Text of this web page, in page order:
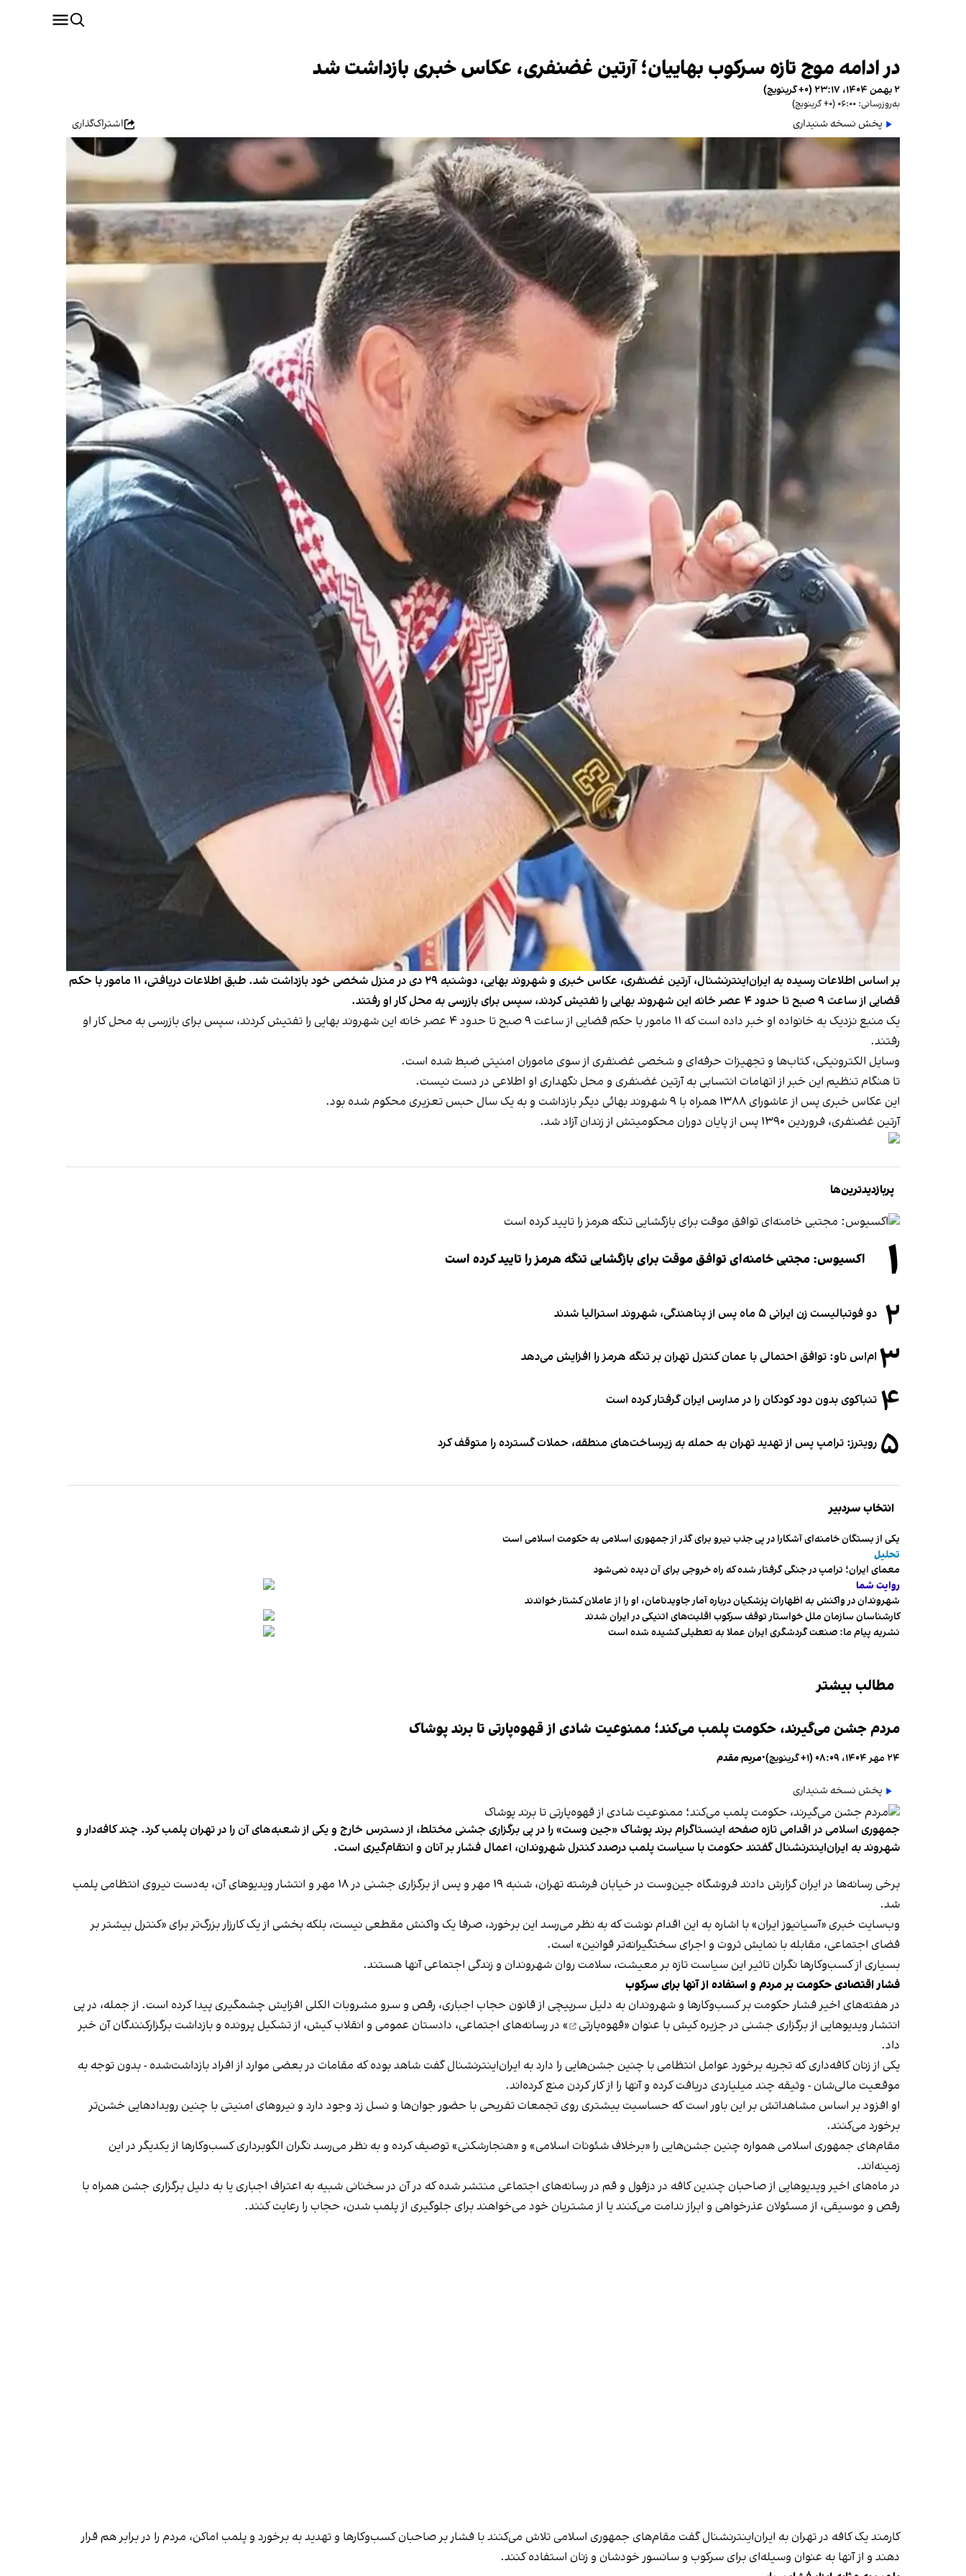
در ادامه موج تازه سرکوب بهاییان؛ آرتین غضنفری، عکاس خبری بازداشت شد
۲ بهمن ۱۴۰۴، ۲۳:۱۷ (‎+۰ گرینویچ)
به‌روزرسانی: ۰۶:۰۰ (‎+۰ گرینویچ)
پخش نسخه شنیداری اشتراک‌گذاری
بر اساس اطلاعات رسیده به ایران‌اینترنشنال، آرتین غضنفری، عکاس خبری و شهروند بهایی، دوشنبه ۲۹ دی در منزل شخصی خود بازداشت شد. طبق اطلاعات دریافتی، ۱۱ مامور با حکم
قضایی از ساعت ۹ صبح تا حدود ۴ عصر خانه این شهروند بهایی را تفتیش کردند، سپس برای بازرسی به محل کار او رفتند.
یک منبع نزدیک به خانواده او خبر داده است که ۱۱ مامور با حکم قضایی از ساعت ۹ صبح تا حدود ۴ عصر خانه این شهروند بهایی را تفتیش کردند، سپس برای بازرسی به محل کار او
رفتند.
وسایل الکترونیکی، کتاب‌ها و تجهیزات حرفه‌ای و شخصی غضنفری از سوی ماموران امنیتی ضبط شده است.
تا هنگام تنظیم این خبر از اتهامات انتسابی به آرتین غضنفری و محل نگهداری او اطلاعی در دست نیست.
این عکاس خبری پس از عاشورای ۱۳۸۸ همراه با ۹ شهروند بهائی دیگر بازداشت و به یک سال حبس تعزیری محکوم شده بود.
آرتین غضنفری، فروردین ۱۳۹۰ پس از پایان دوران محکومیتش از زندان آزاد شد.
پربازدیدترین‌ها
۱ اکسیوس: مجتبی خامنه‌ای توافق موقت برای بازگشایی تنگه هرمز را تایید کرده است
۲ دو فوتبالیست زن ایرانی ۵ ماه پس از پناهندگی، شهروند استرالیا شدند
۳ ام‌اس ناو: توافق احتمالی با عمان کنترل تهران بر تنگه هرمز را افزایش می‌دهد
۴ تنباکوی بدون دود کودکان را در مدارس ایران گرفتار کرده است
۵ رویترز: ترامپ پس از تهدید تهران به حمله به زیرساخت‌های منطقه، حملات گسترده را متوقف کرد
انتخاب سردبیر
یکی از بستگان خامنه‌ای آشکارا در پی جذب نیرو برای گذر از جمهوری اسلامی به حکومت اسلامی است
تحلیل
معمای ایران؛ ترامپ در جنگی گرفتار شده که راه خروجی برای آن دیده نمی‌شود
روایت شما
شهروندان در واکنش به اظهارات پزشکیان درباره آمار جاویدنامان، او را از عاملان کشتار خواندند
کارشناسان سازمان ملل خواستار توقف سرکوب اقلیت‌های اتنیکی در ایران شدند
نشریه پیام ما: صنعت گردشگری ایران عملا به تعطیلی کشیده شده است
مطالب بیشتر
مردم جشن می‌گیرند، حکومت پلمب می‌کند؛ ممنوعیت شادی از قهوه‌پارتی تا برند پوشاک
۲۴ مهر ۱۴۰۴، ۰۸:۰۹ (‎+۱ گرینویچ) •مریم مقدم
پخش نسخه شنیداری
جمهوری اسلامی در اقدامی تازه صفحه اینستاگرام برند پوشاک «جین وست» را در پی برگزاری جشنی مختلط، از دسترس خارج و یکی از شعبه‌های آن را در تهران پلمب کرد. چند کافه‌‌دار و
شهروند به ایران‌اینترنشنال گفتند حکومت با سیاست پلمب درصدد کنترل شهروندان، اعمال فشار بر آنان و انتقام‌گیری است.
برخی رسانه‌ها در ایران گزارش دادند فروشگاه جین‌وست در خیابان فرشته تهران، شنبه ۱۹ مهر و پس از برگزاری جشنی در ۱۸ مهر و انتشار ویدیوهای آن، به‌دست نیروی انتظامی پلمب
شد.
وب‌سایت خبری «آسیانیوز ایران» با اشاره به این اقدام نوشت که به نظر می‌رسد این برخورد، صرفا یک واکنش مقطعی نیست، بلکه بخشی از یک کارزار بزرگ‌تر برای «کنترل بیشتر بر
فضای اجتماعی، مقابله با نمایش ثروت و اجرای سختگیرانه‌تر قوانین» است.
بسیاری از کسب‌وکارها نگران تاثیر این سیاست‌ تازه بر معیشت، سلامت روان شهروندان و زندگی اجتماعی آنها هستند.
فشار اقتصادی حکومت بر مردم و استفاده از آنها برای سرکوب
در هفته‌های اخیر فشار حکومت بر کسب‌وکارها و شهروندان به دلیل سرپیچی از قانون حجاب اجباری، رقص و سرو مشروبات الکلی افزایش چشمگیری پیدا کرده است. از جمله، در پی
انتشار ویدیوهایی از برگزاری جشنی در جزیره کیش با عنوان «قهوه‌پارتی
» در رسانه‌های اجتماعی، دادستان عمومی و انقلاب کیش، از تشکیل پرونده و بازداشت برگزارکنندگان آن خبر
داد.
یکی از زنان کافه‌داری که تجربه برخورد عوامل انتظامی با چنین جشن‌هایی را دارد به ایران‌اینترنشنال گفت شاهد بوده که مقامات در بعضی موارد از افراد بازداشت‌‌شده - بدون توجه به
موقعیت مالی‌شان - وثیقه چند میلیاردی دریافت کرده و آنها را از کار کردن منع کرده‌اند.
او افزود بر اساس مشاهداتش بر این باور است که حساسیت بیشتری روی تجمعات تفریحی با حضور جوان‌ها و نسل زد وجود دارد و نیروهای امنیتی با چنین رویدادهایی خشن‌تر
برخورد می‌کنند.
مقام‌های جمهوری اسلامی همواره چنین جشن‌هایی را «برخلاف شئونات اسلامی» و «هنجارشکنی» توصیف کرده و به نظر می‌رسد نگران الگوبرداری کسب‌وکارها از یکدیگر در این
زمینه‌اند.
در ماه‌های اخیر ویدیوهایی از صاحبان چندین کافه در دزفول و قم در رسانه‌های اجتماعی منتشر شده که در آن در سخنانی شبیه به اعتراف اجباری یا به دلیل برگزاری جشن همراه با
رقص و موسیقی، از مسئولان عذرخواهی و ابراز ندامت می‌کنند یا از مشتریان خود می‌خواهند برای جلوگیری از پلمب شدن، حجاب را رعایت کنند.
کارمند یک کافه در تهران به ایران‌اینترنشنال گفت مقام‌های جمهوری اسلامی تلاش می‌کنند با فشار بر صاحبان کسب‌وکارها و تهدید به برخورد و پلمب اماکن، مردم را در برابر هم قرار
دهند و از آنها به عنوان وسیله‌ای برای سرکوب و سانسور خودشان و زنان استفاده کنند.